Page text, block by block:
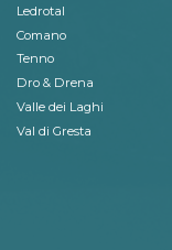
Ledrotal
Comano
Tenno
Dro & Drena
Valle dei Laghi
Val di Gresta